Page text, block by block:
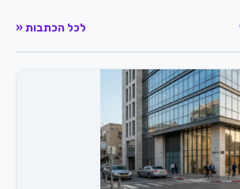
לכל הכתבות «